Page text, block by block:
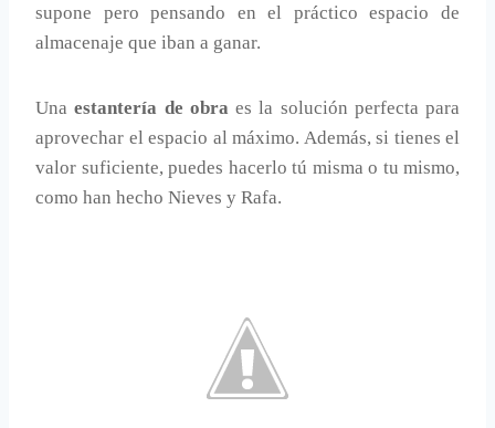
supone pero pensando en el práctico espacio de
almacenaje que iban a ganar.
Unaestantería de obra es la solución perfecta para
aprovechar el espacio al máximo. Además, si tienes el
valor suficiente, puedes hacerlo tú misma o tu mismo,
como han hecho Nieves y Rafa.